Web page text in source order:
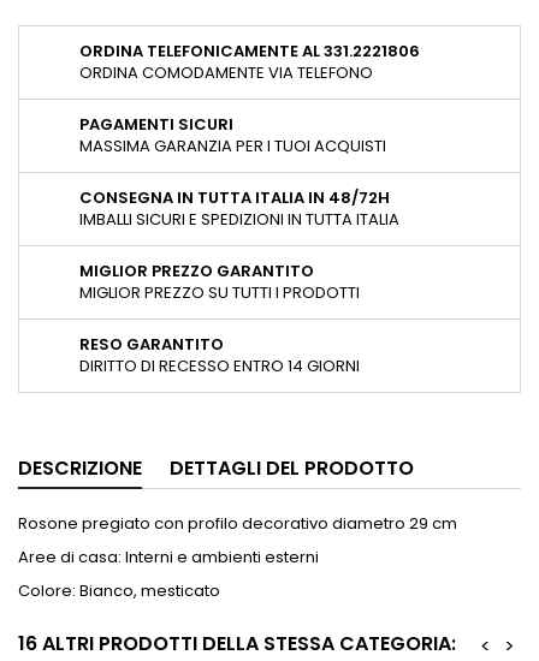
ORDINA TELEFONICAMENTE AL 331.2221806
ORDINA COMODAMENTE VIA TELEFONO
PAGAMENTI SICURI
MASSIMA GARANZIA PER I TUOI ACQUISTI
CONSEGNA IN TUTTA ITALIA IN 48/72H
IMBALLI SICURI E SPEDIZIONI IN TUTTA ITALIA
MIGLIOR PREZZO GARANTITO
MIGLIOR PREZZO SU TUTTI I PRODOTTI
RESO GARANTITO
DIRITTO DI RECESSO ENTRO 14 GIORNI
DESCRIZIONE DETTAGLI DEL PRODOTTO
Rosone pregiato con profilo decorativo diametro 29 cm
Aree di casa: Interni e ambienti esterni
Colore: Bianco, mesticato
16 ALTRI PRODOTTI DELLA STESSA CATEGORIA: >
<